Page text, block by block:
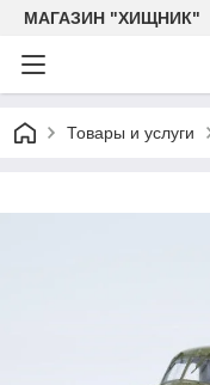
МАГАЗИН "ХИЩНИК"
Товары и услуги